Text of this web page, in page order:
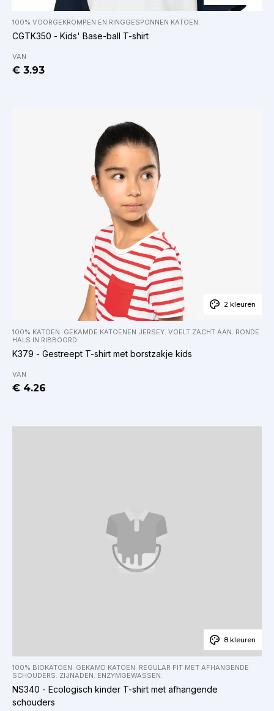
100% VOORGEKROMPEN EN RINGGESPONNEN KATOEN.
CGTK350 - Kids' Base-ball T-shirt
VAN
€ 3.93
2 kleuren
100% KATOEN. GEKAMDE KATOENEN JERSEY. VOELT ZACHT AAN. RONDE
HALS IN RIBBOORD.
K379 - Gestreept T-shirt met borstzakje kids
VAN
€ 4.26
8 kleuren
100% BIOKATOEN. GEKAMD KATOEN. REGULAR FIT MET AFHANGENDE
SCHOUDERS. ZIJNADEN. ENZYMGEWASSEN.
NS340 - Ecologisch kinder T-shirt met afhangende
schouders